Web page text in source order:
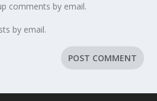
comments by email.
by email.